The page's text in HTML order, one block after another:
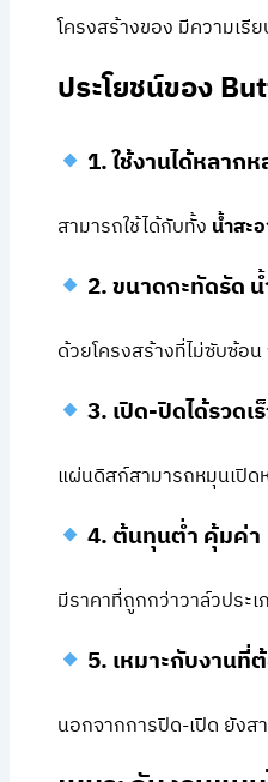
โครงสร้างของ มีความเรี
ประโยชน์ของ
1. ใช้งานได้หลาก
สามารถใช้ได้กับทั้ง น้ำสะ
2. ขนาดกะทัดรัด
ด้วยโครงสร้างที่ไม่ซับซ้อ
3. เปิด-ปิดได้รวดเ
แผ่นดิสก์สามารถหมุนเปิด
4. ต้นทุนต่ำ คุ้มค่า
มีราคาที่ถูกกว่าวาล์วประ
5. เหมาะกับงานที่
นอกจากการปิด-เปิด ยังส